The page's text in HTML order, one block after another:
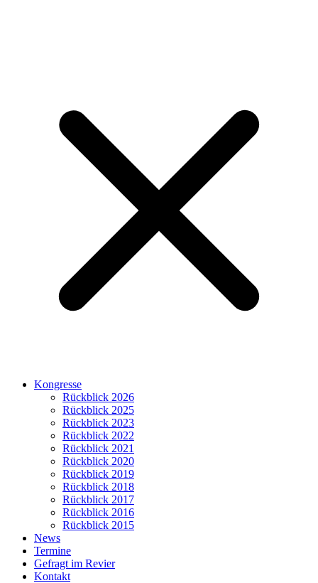
Kongresse
Rückblick 2026
Rückblick 2025
Rückblick 2023
Rückblick 2022
Rückblick 2021
Rückblick 2020
Rückblick 2019
Rückblick 2018
Rückblick 2017
Rückblick 2016
Rückblick 2015
News
Termine
Gefragt im Revier
Kontakt